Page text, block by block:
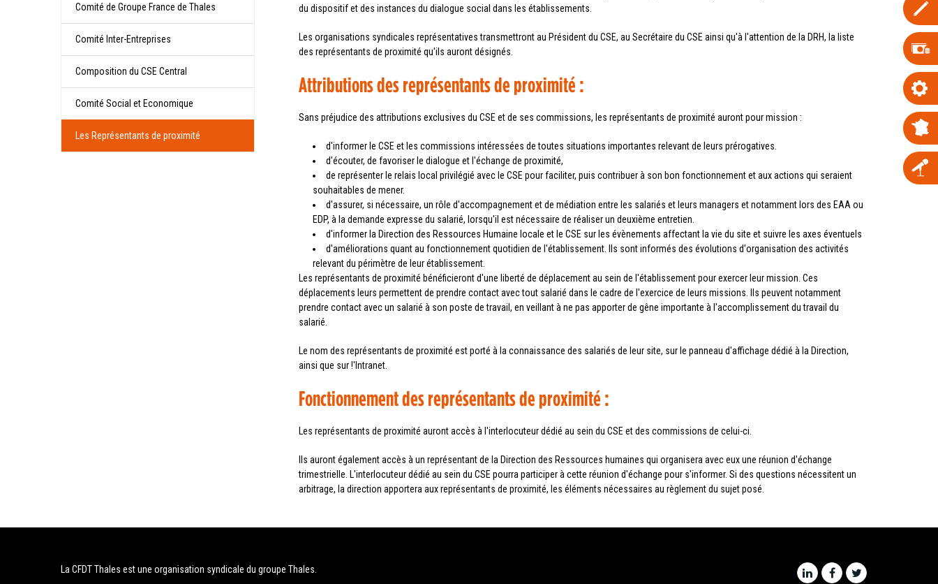
Comité de Groupe France de Thales
Comité Inter-Entreprises
Composition du CSE Central
Comité Social et Economique
Les Représentants de proximité
du dispositif et des instances du dialogue social dans les établissements.
Les organisations syndicales représentatives transmettront au Président du CSE, au Secrétaire du CSE ainsi qu'à l'attention de la DRH, la liste
des représentants de proximité qu'ils auront désignés.
Attributions des représentants de proximité :
Sans préjudice des attributions exclusives du CSE et de ses commissions, les représentants de proximité auront pour mission :
d'informer le CSE et les commissions intéressées de toutes situations importantes relevant de leurs prérogatives.
d'écouter, de favoriser le dialogue et l'échange de proximité,
de représenter le relais local privilégié avec le CSE pour faciliter, puis contribuer à son bon fonctionnement et aux actions qui seraient
souhaitables de mener.
d'assurer, si nécessaire, un rôle d'accompagnement et de médiation entre les salariés et leurs managers et notamment lors des EAA ou
EDP, à la demande expresse du salarié, lorsqu'il est nécessaire de réaliser un deuxième entretien.
d'informer la Direction des Ressources Humaine locale et le CSE sur les évènements affectant la vie du site et suivre les axes éventuels
d'améliorations quant au fonctionnement quotidien de l'établissement. Ils sont informés des évolutions d'organisation des activités
relevant du périmètre de leur établissement.
Les représentants de proximité bénéficieront d'une liberté de déplacement au sein de l'établissement pour exercer leur mission. Ces
déplacements leurs permettent de prendre contact avec tout salarié dans le cadre de l'exercice de leurs missions. Ils peuvent notamment
prendre contact avec un salarié à son poste de travail, en veillant à ne pas apporter de gêne importante à l'accomplissement du travail du
salarié.
Le nom des représentants de proximité est porté à la connaissance des salariés de leur site, sur le panneau d'affichage dédié à la Direction,
ainsi que sur !'Intranet.
Fonctionnement des représentants de proximité :
Les représentants de proximité auront accès à l'interlocuteur dédié au sein du CSE et des commissions de celui-ci.
Ils auront également accès à un représentant de la Direction des Ressources humaines qui organisera avec eux une réunion d'échange
trimestrielle. L'interlocuteur dédié au sein du CSE pourra participer à cette réunion d'échange pour s'informer. Si des questions nécessitent un
arbitrage, la direction apportera aux représentants de proximité, les éléments nécessaires au règlement du sujet posé.
La CFDT Thales est une organisation syndicale du groupe Thales.